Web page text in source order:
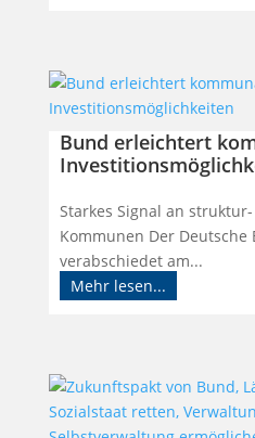
Bund erleichtert
Starkes Signal an
Kommunen Der Deutsche
verabschiedet am...
Mehr lesen...